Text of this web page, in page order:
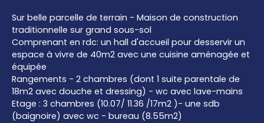
Sur belle parcelle de terrain - Maison de construction
traditionnelle sur grand sous-sol
Comprenant en rdc: un hall d'accueil pour desservir un
espace à vivre de 40m2 avec une cuisine aménagée et
équipée
Rangements - 2 chambres (dont 1 suite parentale de
18m2 avec douche et dressing) - wc avec lave-mains
Etage : 3 chambres (10.07/ 11.36 /17m2 )- une sdb
(baignoire) avec wc - bureau (8.55m2)